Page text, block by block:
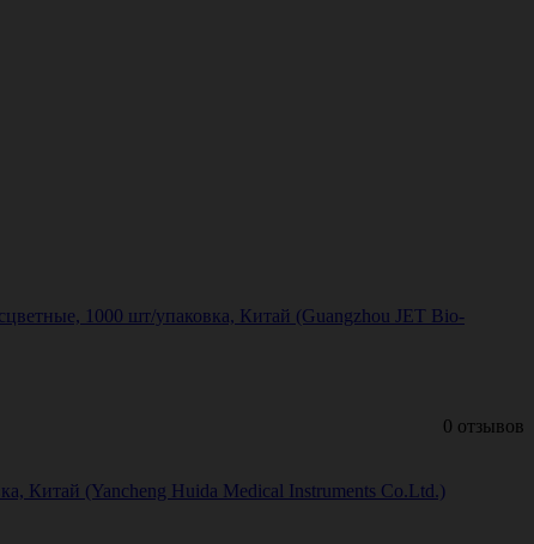
1000 шт/упаковка, Китай (Guangzhou JET Bio-
0 отзывов
Китай (Yancheng Huida Medical Instruments Co.Ltd.)